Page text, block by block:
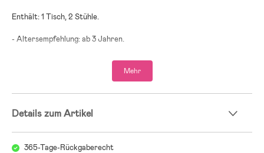
Enthält: 1 Tisch, 2 Stühle.
- Altersempfehlung: ab 3 Jahren.
Mehr
Details zum Artikel
365-Tage-Rückgaberecht